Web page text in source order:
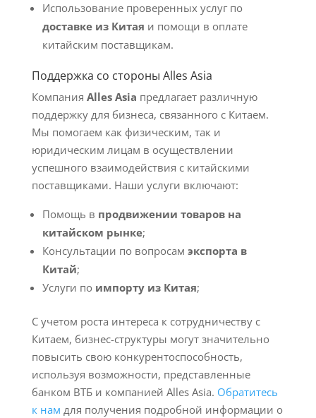
Использование проверенных услуг по
доставке из Китая и помощи в оплате
китайским поставщикам.
Поддержка со стороны Alles Asia
Компания Alles Asia предлагает различную
поддержку для бизнеса, связанного с Китаем.
Мы помогаем как физическим, так и
юридическим лицам в осуществлении
успешного взаимодействия с китайскими
поставщиками. Наши услуги включают:
Помощь в продвижении товаров на
китайском рынке;
Консультации по вопросам экспорта в
Китай;
Услуги по импорту из Китая;
С учетом роста интереса к сотрудничеству с
Китаем, бизнес-структуры могут значительно
повысить свою конкурентоспособность,
используя возможности, представленные
банком ВТБ и компанией Alles Asia. Обратитесь
к нам для получения подробной информации о